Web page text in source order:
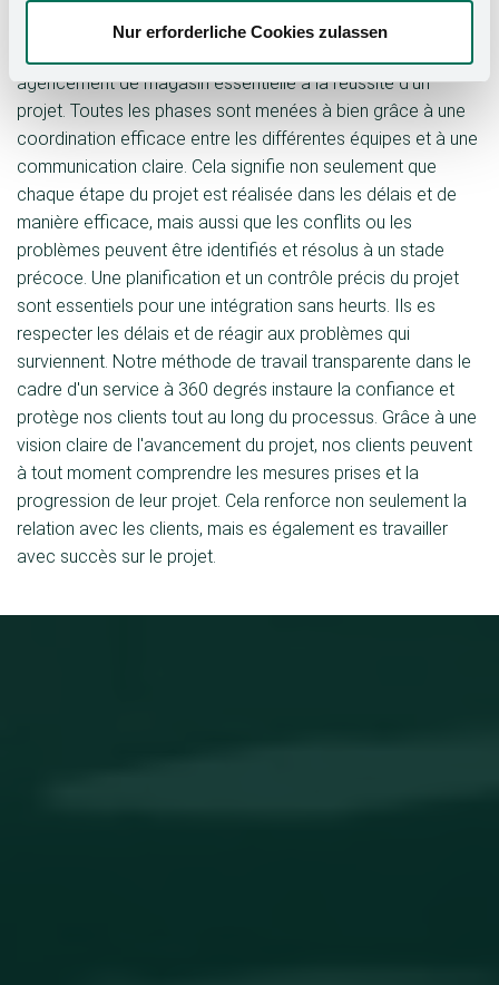
Nur erforderliche Cookies zulassen
Coordination et intégration
L'intégration harmonieuse des différents services dans
agencement de magasin essentielle à la réussite d'un
projet. Toutes les phases sont menées à bien grâce à une
coordination efficace entre les différentes équipes et à une
communication claire. Cela signifie non seulement que
chaque étape du projet est réalisée dans les délais et de
manière efficace, mais aussi que les conflits ou les
problèmes peuvent être identifiés et résolus à un stade
précoce. Une planification et un contrôle précis du projet
sont essentiels pour une intégration sans heurts. Ils es
respecter les délais et de réagir aux problèmes qui
surviennent. Notre méthode de travail transparente dans le
cadre d'un service à 360 degrés instaure la confiance et
protège nos clients tout au long du processus. Grâce à une
vision claire de l'avancement du projet, nos clients peuvent
à tout moment comprendre les mesures prises et la
progression de leur projet. Cela renforce non seulement la
relation avec les clients, mais es également es travailler
avec succès sur le projet.